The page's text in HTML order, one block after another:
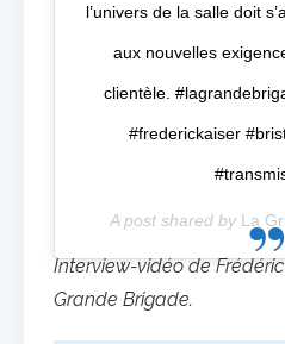
l’univers de la salle doit
aux nouvelles
clientèle.
#frederickaiser
A post shared by La
Interview-vidéo de
Grande Brigade.